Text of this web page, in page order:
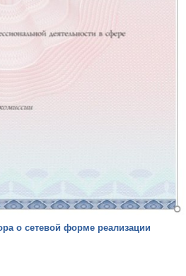
о сетевой форме реализации